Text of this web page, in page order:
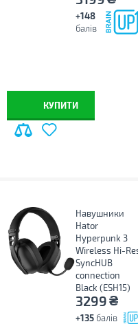
+148
балів
КУПИТИ
Навушники
Hator
Hyреrpunk 3
Wireless Hi-
SyncHUB
connection
Black (ESH15)
3299₴
+135 балів